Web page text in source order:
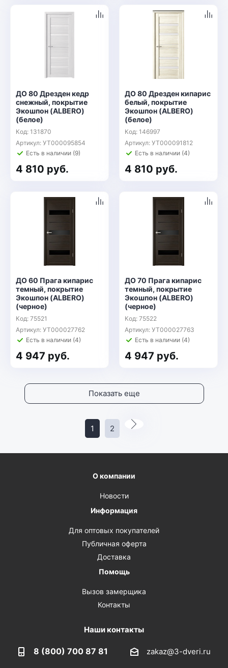
ДО 80 Дрезден кедр
снежный, покрытие
Экошпон (ALBERO)
(белое)
Код: 131870
Артикул: УТ000095854
Есть в наличии (9)
4 810 руб.
ДО 80 Дрезден кипарис
белый, покрытие
Экошпон (ALBERO)
(белое)
Код: 146997
Артикул: УТ000091812
Есть в наличии (4)
4 810 руб.
ДО 60 Прага кипарис
темный, покрытие
Экошпон (ALBERO)
(черное)
Код: 75521
Артикул: УТ000027762
Есть в наличии (4)
4 947 руб.
ДО 70 Прага кипарис
темный, покрытие
Экошпон (ALBERO)
(черное)
Код: 75522
Артикул: УТ000027763
Есть в наличии (4)
4 947 руб.
Показать еще
1 2
О компании
Новости
Информация
Для оптовых покупателей
Публичная оферта
Доставка
Помощь
Вызов замерщика
Контакты
Наши контакты
8 (800) 700 87 81 zakaz@3-dveri.ru